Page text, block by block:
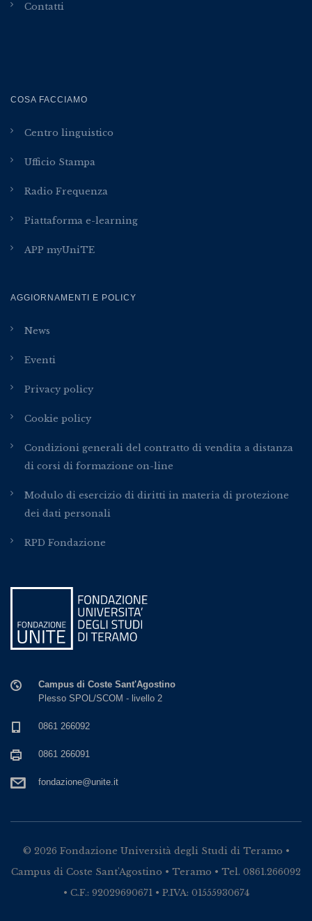
Contatti
COSA FACCIAMO
Centro linguistico
Ufficio Stampa
Radio Frequenza
Piattaforma e-learning
APP myUniTE
AGGIORNAMENTI E POLICY
News
Eventi
Privacy policy
Cookie policy
Condizioni generali del contratto di vendita a distanza
di corsi di formazione on-line
Modulo di esercizio di diritti in materia di protezione
dei dati personali
RPD Fondazione
Campus di Coste Sant'Agostino
Plesso SPOL/SCOM - livello 2
0861 266092
0861 266091
fondazione@unite.it
© 2026 Fondazione Università degli Studi di Teramo •
Campus di Coste Sant'Agostino • Teramo • Tel. 0861.266092
• C.F.: 92029690671 • P.IVA: 01555930674